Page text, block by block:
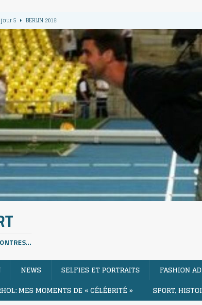
jour 5
BERLIN 2018
4
BERLIN 2018
Jour 3
BERLIN 2018
2
BERLIN 2018
jour 6 BERLIN 2018
NEWS SELFIES ET PORTRAITS FASHION
MES MOMENTS DE « CÉLÉBRITÉ »
SPORT,